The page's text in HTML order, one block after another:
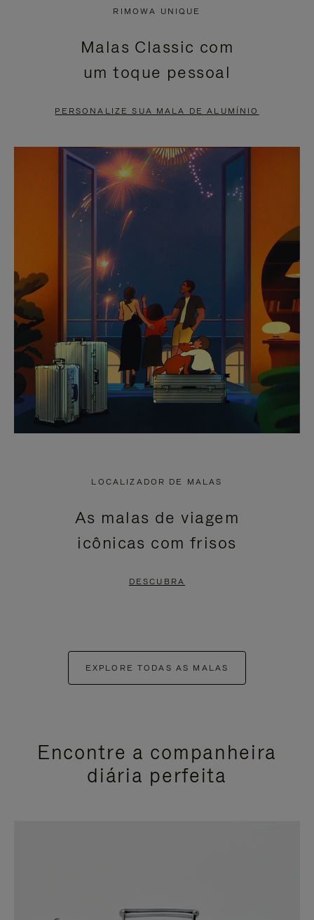
PAUSADO,
PRESSIONE
PARA
LO
SOM.
POR
FAVOR,
PARA
ATIVÁ-
LO
RIMOWA UNIQUE
Malas Classic com
um toque pessoal
PERSONALIZE SUA MALA DE ALUMÍNIO
LOCALIZADOR DE MALAS
As malas de viagem
icônicas com frisos
DESCUBRA
EXPLORE TODAS AS MALAS
Encontre a companheira
diária perfeita